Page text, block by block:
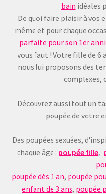
bain idéales
De quoi faire plaisir à vos
même et pour chaque
parfaite pour son 1er
vous faut ! Votre fille de 6
nous lui proposons des
complexes,
Découvrez aussi tout un
poupée de votre
Des poupées sexuées,
chaque âge : poupée fille,
poupée dès 1 an, poupée
enfant de 3 ans, poupée